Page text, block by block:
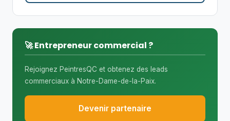
🚀 Entrepreneur commercial ?
Rejoignez PeintresQC et obtenez des leads
commerciaux à Notre-Dame-de-la-Paix.
Devenir partenaire